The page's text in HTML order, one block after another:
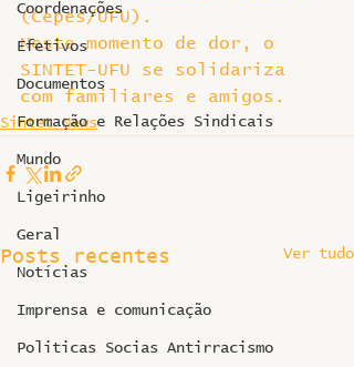
Coordenações
Efetivos
Documentos
Formação e Relações Sindicais
Mundo
Ligeirinho
Geral
Notícias
Imprensa e comunicação
Politicas Socias Antirracismo
(Cepes/UFU).
Neste momento de dor, o
SINTET-UFU se solidariza
com familiares e amigos.
Sintet News
Posts recentes Ver tudo